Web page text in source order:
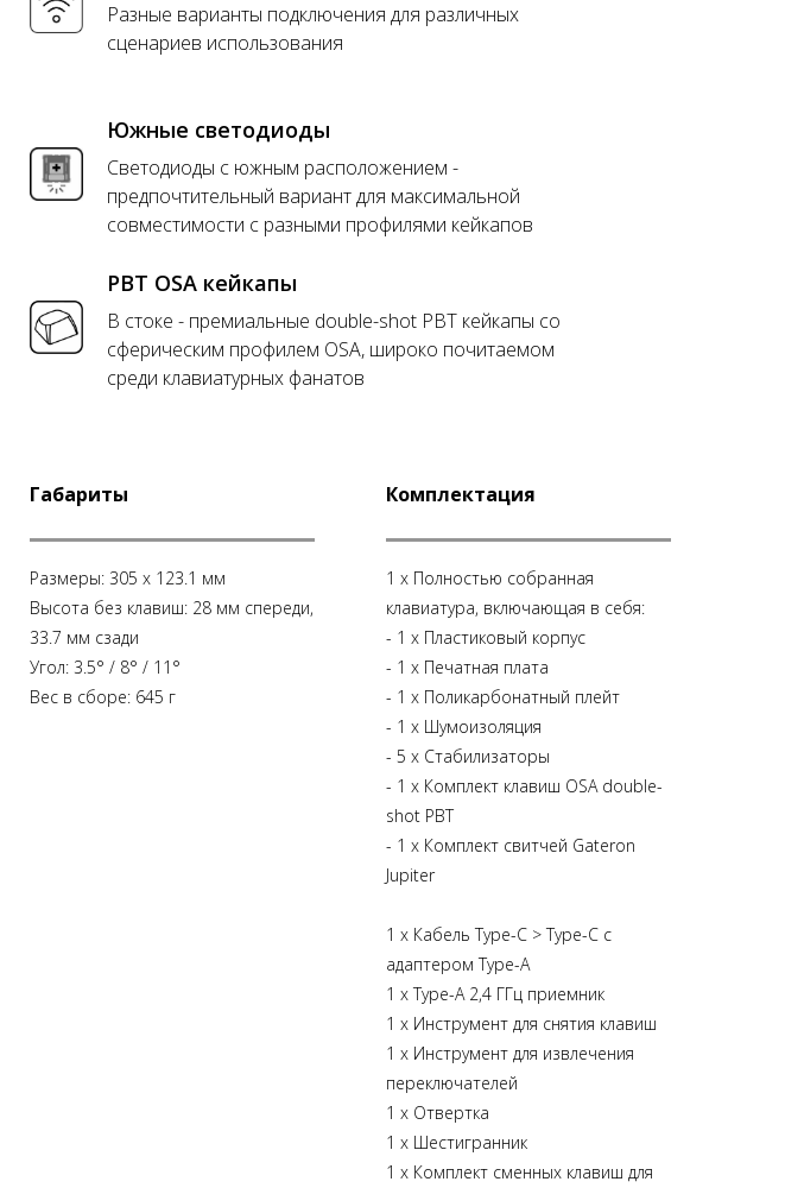
Разные варианты подключения для различных
сценариев использования
Южные светодиоды
Светодиоды с южным расположением -
предпочтительный вариант для максимальной
совместимости с разными профилями кейкапов
PBT OSA кейкапы
В стоке - премиальные double-shot PBT кейкапы со
сферическим профилем OSA, широко почитаемом
среди клавиатурных фанатов
Габариты
Размеры: 305 x 123.1 мм
Высота без клавиш: 28 мм спереди,
33.7 мм сзади
Угол: 3.5° / 8° / 11°
Вес в сборе: 645 г
Комплектация
1 x Полностью собранная
клавиатура, включающая в себя:
- 1 х Пластиковый корпус
- 1 х Печатная плата
- 1 х Поликарбонатный плейт
- 1 х Шумоизоляция
- 5 х Стабилизаторы
- 1 x Комплект клавиш OSA double-
shot PBT
- 1 x Комплект свитчей Gateron
Jupiter
1 x Кабель Type-C > Type-C с
адаптером Type-A
1 x Type-A 2,4 ГГц приемник
1 х Инструмент для снятия клавиш
1 х Инструмент для извлечения
переключателей
1 х Отвертка
1 х Шестигранник
1 х Комплект сменных клавиш для